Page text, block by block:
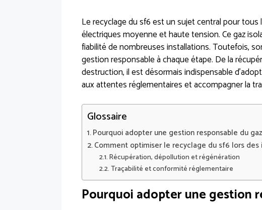
Le recyclage du sf6 est un sujet central pour
électriques moyenne et haute tension. Ce gaz
fiabilité de nombreuses installations. Toutefois,
gestion responsable à chaque étape. De la
destruction, il est désormais indispensable
aux attentes réglementaires et accompagner la
Glossaire
Pourquoi adopter une gestion responsable du
Comment optimiser le recyclage du sf6 lors des
Récupération, dépollution et régénération
Traçabilité et conformité réglementaire
Pourquoi adopter une gestion